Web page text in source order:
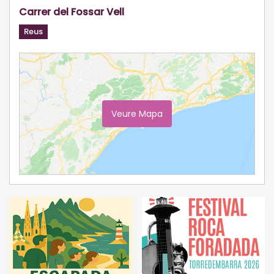
Carrer del Fossar Vell
Reus
Veure Mapa